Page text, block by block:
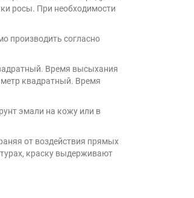
росы. При необходимости
производить согласно
Время высыхания
метр квадратный. Время
эмали на кожу или в
от воздействия прямых
краску выдерживают